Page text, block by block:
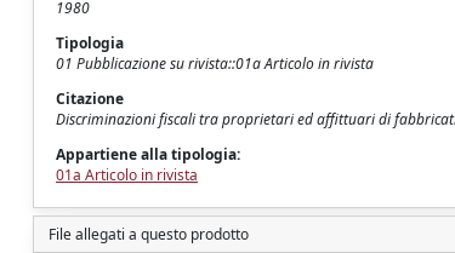
1980
Tipologia
01 Pubblicazione su rivista::01a Articolo in rivista
Citazione
Discriminazioni fiscali tra proprietari ed affittuari di fabbricati /
Appartiene alla tipologia:
01a Articolo in rivista
File allegati a questo prodotto